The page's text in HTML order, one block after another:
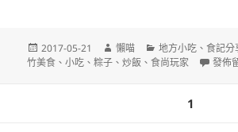
發
佈
2017-05-21
作
者
懶喵
分
類
地方小吃 、食記分
竹美食 、小吃 、粽子 、炒飯 、食尚玩家 在〈[
發佈
1